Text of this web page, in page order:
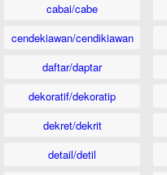
cabai/cabe
cendekiawan/cendikiawan
daftar/daptar
dekoratif/dekoratip
dekret/dekrit
detail/detil